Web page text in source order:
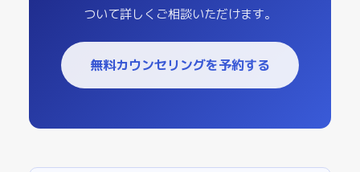
ついて詳しくご相談いただけます。
無料カウンセリングを予約する